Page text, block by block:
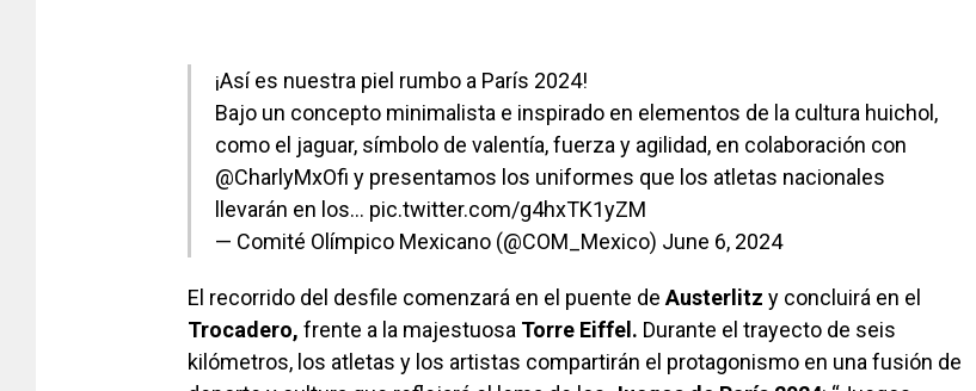
¡Así es nuestra piel rumbo a París 2024!
Bajo un concepto minimalista e inspirado en elementos de la cultura huichol,
como el jaguar, símbolo de valentía, fuerza y agilidad, en colaboración con
@CharlyMxOfi y presentamos los uniformes que los atletas nacionales
llevarán en los… pic.twitter.com/g4hxTK1yZM
— Comité Olímpico Mexicano (@COM_Mexico) June 6, 2024
El recorrido del desfile comenzará en el puente de Austerlitz y concluirá en el
Trocadero, frente a la majestuosa Torre Eiffel. Durante el trayecto de seis
kilómetros, los atletas y los artistas compartirán el protagonismo en una fusión de